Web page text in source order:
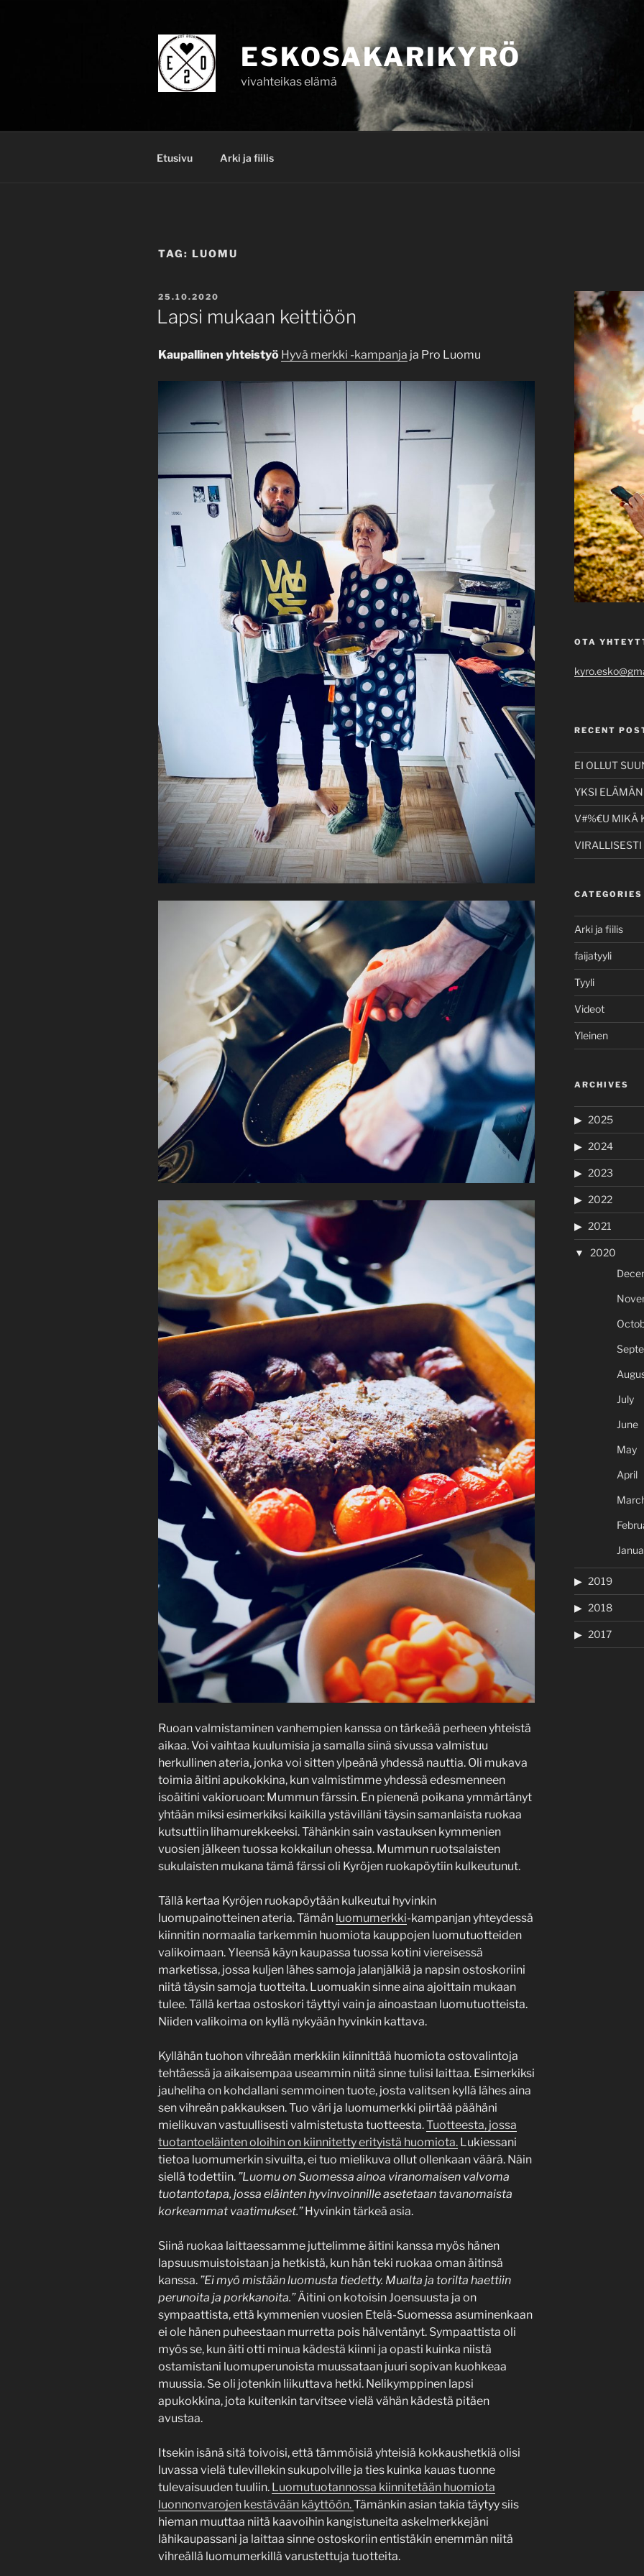
ESKOSAKARIKYRÖ
vivahteikas elämä
Etusivu Arki ja fiilis
TAG: LUOMU
POSTED
ON
25.10.2020
Lapsi mukaan keittiöön
Kaupallinen yhteistyö Hyvä merkki -kampanja ja Pro Luomu
Ruoan valmistaminen vanhempien kanssa on tärkeää perheen yhteistä
aikaa. Voi vaihtaa kuulumisia ja samalla siinä sivussa valmistuu
herkullinen ateria, jonka voi sitten ylpeänä yhdessä nauttia. Oli mukava
toimia äitini apukokkina, kun valmistimme yhdessä edesmenneen
isoäitini vakioruoan: Mummun färssin. En pienenä poikana ymmärtänyt
yhtään miksi esimerkiksi kaikilla ystävilläni täysin samanlaista ruokaa
kutsuttiin lihamurekkeeksi. Tähänkin sain vastauksen kymmenien
vuosien jälkeen tuossa kokkailun ohessa. Mummun ruotsalaisten
sukulaisten mukana tämä färssi oli Kyröjen ruokapöytiin kulkeutunut.
Tällä kertaa Kyröjen ruokapöytään kulkeutui hyvinkin
luomupainotteinen ateria. Tämän luomumerkki-kampanjan yhteydessä
kiinnitin normaalia tarkemmin huomiota kauppojen luomutuotteiden
valikoimaan. Yleensä käyn kaupassa tuossa kotini viereisessä
marketissa, jossa kuljen lähes samoja jalanjälkiä ja napsin ostoskoriini
niitä täysin samoja tuotteita. Luomuakin sinne aina ajoittain mukaan
tulee. Tällä kertaa ostoskori täyttyi vain ja ainoastaan luomutuotteista.
Niiden valikoima on kyllä nykyään hyvinkin kattava.
Kyllähän tuohon vihreään merkkiin kiinnittää huomiota ostovalintoja
tehtäessä ja aikaisempaa useammin niitä sinne tulisi laittaa. Esimerkiksi
jauheliha on kohdallani semmoinen tuote, josta valitsen kyllä lähes aina
sen vihreän pakkauksen. Tuo väri ja luomumerkki piirtää päähäni
mielikuvan vastuullisesti valmistetusta tuotteesta.Tuotteesta, jossa
tuotantoeläinten oloihin on kiinnitetty erityistä huomiota. Lukiessani
tietoa luomumerkin sivuilta, ei tuo mielikuva ollut ollenkaan väärä. Näin
siellä todettiin. ”Luomu on Suomessa ainoa viranomaisen valvoma
tuotantotapa, jossa eläinten hyvinvoinnille asetetaan tavanomaista
korkeammat vaatimukset.”Hyvinkin tärkeä asia.
Siinä ruokaa laittaessamme juttelimme äitini kanssa myös hänen
lapsuusmuistoistaan ja hetkistä, kun hän teki ruokaa oman äitinsä
kanssa. ”Ei myö mistään luomusta tiedetty. Mualta ja torilta haettiin
perunoita ja porkkanoita.”Äitini on kotoisin Joensuusta ja on
sympaattista, että kymmenien vuosien Etelä-Suomessa asuminenkaan
ei ole hänen puheestaan murretta pois hälventänyt. Sympaattista oli
myös se, kun äiti otti minua kädestä kiinni ja opasti kuinka niistä
ostamistani luomuperunoista muussataan juuri sopivan kuohkeaa
muussia. Se oli jotenkin liikuttava hetki. Nelikymppinen lapsi
apukokkina, jota kuitenkin tarvitsee vielä vähän kädestä pitäen
avustaa.
Itsekin isänä sitä toivoisi, että tämmöisiä yhteisiä kokkaushetkiä olisi
luvassa vielä tulevillekin sukupolville ja ties kuinka kauas tuonne
tulevaisuuden tuuliin. Luomutuotannossa kiinnitetään huomiota
luonnonvarojen kestävään käyttöön.Tämänkin asian takia täytyy siis
hieman muuttaa niitä kaavoihin kangistuneita askelmerkkejäni
lähikaupassani ja laittaa sinne ostoskoriin entistäkin enemmän niitä
vihreällä luomumerkillä varustettuja tuotteita.
OTA
RECENT
EI OLLUT
YKSI
V#%€U MIKÄ
CATEGORIES
Arki ja fiilis
faijatyyli
Tyyli
Videot
Yleinen
ARCHIVES
2025
2024
2023
2022
2021
2020
July
June
May
April
2019
2018
2017